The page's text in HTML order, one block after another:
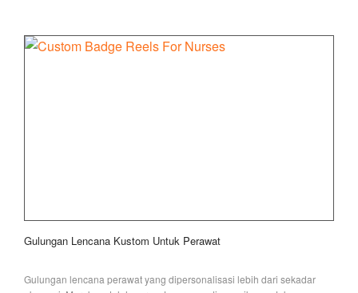
Gulungan Lencana Kustom Untuk Perawat
Gulungan lencana perawat yang dipersonalisasi lebih dari sekadar